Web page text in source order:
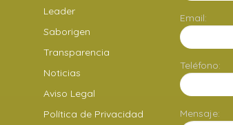
Leader
Saborigen
Transparencia
Noticias
Aviso Legal
Política de Privacidad
Email:
Teléfono:
Mensaje: